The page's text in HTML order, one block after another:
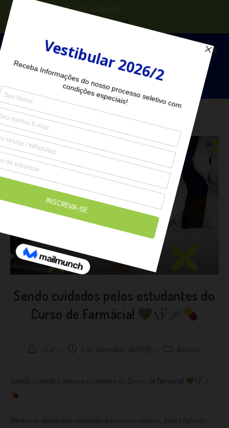
(27) 2102-6000 (27) 98118-4047
Seja Aluno
Sendo cuidados pelos estudantes do
Curso de Farmácia!
cnu2 7 de dezembro de 2022 Notícias
Sendo cuidados pelos estudantes do Curso de Farmácia!
Dentre as atividades realizadas em nosso campus, pelos futuros